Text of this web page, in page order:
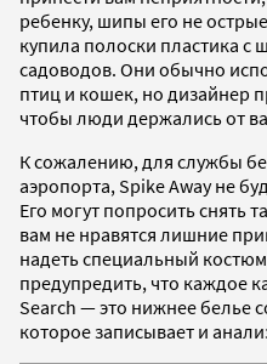
ребенку, шипы его не
купила полоски пластика с
садоводов. Они обычно
птиц и кошек, но дизайнер
чтобы люди держались от
К сожалению, для службы
аэропорта, Spike Away не
Его могут попросить снять
вам не нравятся лишние
надеть специальный костюм
предупредить, что каждое
Search — это нижнее белье
которое записывает и